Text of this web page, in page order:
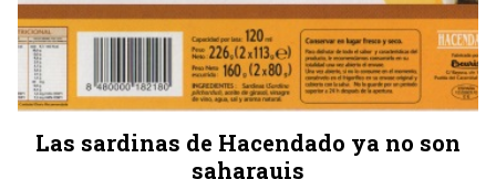
Las sardinas de Hacendado ya no son
saharauis